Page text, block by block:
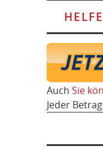
Auch Sie
Jeder